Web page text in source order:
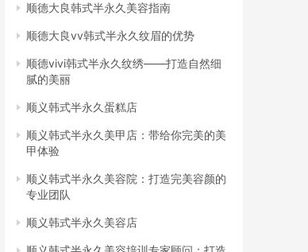
顺德大良韩式半永久美容指南
顺德大良vv韩式半永久纹眉的优势
顺德vivi韩式半永久纹绣——打造自然细
腻的美丽
顺义韩式半永久蛋糕店
顺义韩式半永久美甲店：带给你完美的美
甲体验
顺义韩式半永久美容院：打造完美容颜的
专业团队
顺义韩式半永久美容店